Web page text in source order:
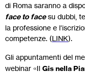
di Roma saranno a
face to facesu dubbi,
la professione e
competenze. (LINK).
Gli appuntamenti del
webinar «Il Gis nella